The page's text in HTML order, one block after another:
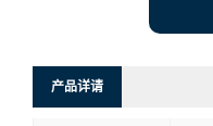
产品详请